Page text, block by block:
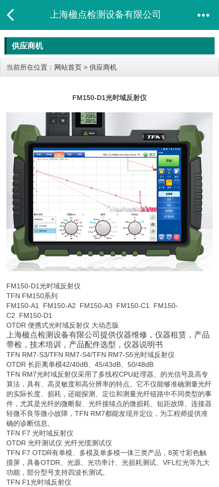
上海楹点检测设备有限公司
供应商机
当前所在位置： 网站首页 > 供应商机
FM150-D1光时域反射仪
FM150-D1光时域反射仪
TFN FM150系列
FM150-A1 FM150-A2 FM150-A3 FM150-C1 FM150-
C2 FM150-D1
OTDR 便携式光时域反射仪 大动态版
上海楹点检测设备有限公司提供仪器维修，仪器租赁， 产品
带检 ，技术培训，产品配件选型 ，仪器说明书
TFN RM7-S3/TFN RM7-S4/TFN RM7-S5光时域反射仪
OTDR 长距离单模42/40dB、45/43dB、50/48dB
TFN RM7光时域反射仪采用了多线程CPU处理器、的光信号及高专
算法，具有、高灵敏度和高分辨率的特点。它不仅能够准确测量光纤
的实际长度、损耗，还能探测、定位和测量光纤链路中不同类型的事
件，尤其是光纤的微断裂、光纤接续点的微损耗、短距故障、连接器
轻微不良等微小故障，TFN RM7都能发现并定位，为工程师提供准
确的诊断信息。
TFN F7 光时域反射仪
OTDR 光纤测试仪 光纤光缆测试仪
TFN F7 OTDR有单模、多模及单多模一体三类产品，8英寸彩色触
摸屏，具备OTDR、光源、光功率计、光损耗测试、VFL红光等九大
功能，部分型号支持四波长测试。
TFN F1光时域反射仪